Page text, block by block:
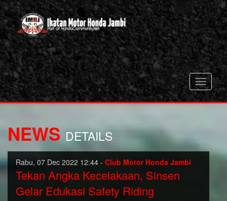
Toggle
NEWS DETAILS
Rabu, 07 Dec 2022 12:44 - Club Motor Honda Jambi
Tekan Angka Kecelakaan, Sinsen
Gelar Edukasi Safety Riding